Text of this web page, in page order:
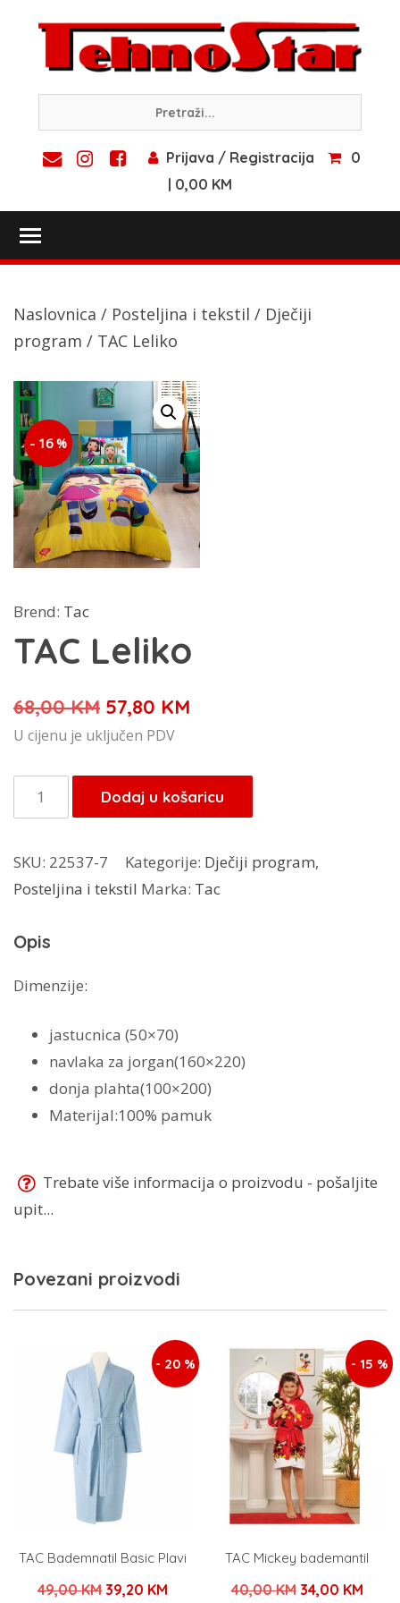
content
Prijava / Registracija
0
| 0,00 KM
Naslovnica / Posteljina i tekstil / Dječiji
program / TAC Leliko
- 16 %
Brend: Tac
TAC Leliko
68,00KM Izvorna
cijena
je:
68,00 KM.
57,80 KM
57,80 KM.
U cijenu je uključen PDV
TAC
Leliko
Dodaj u košaricu
SKU: 22537-7 Kategorije: Dječiji program,
Posteljina i tekstil Marka: Tac
Opis
Dimenzije:
jastucnica (50×70)
navlaka za jorgan(160×220)
donja plahta(100×200)
Materijal:100% pamuk
Trebate više informacija o proizvodu - pošaljite
upit...
Povezani proizvodi
- 20 %
TAC Bademnatil Basic Plavi
49,00KM Izvorna
39,20 KM
- 15 %
TAC Mickey bademantil
40,00KM Izvorna
34,00 KM